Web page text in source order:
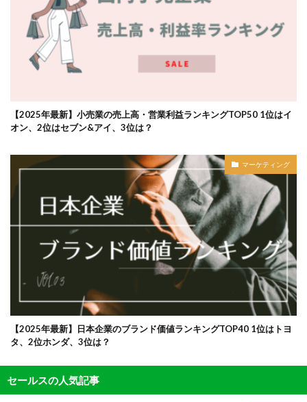
【2025年最新】小売業の売上高・営業利益ランキングTOP50 1位はイ
オン、2位はセブン&アイ、3位は？
マーケティング
【2025年最新】日本企業のブランド価値ランキングTOP40 1位はトヨ
タ、2位ホンダ、3位は？
セールスの人気記事